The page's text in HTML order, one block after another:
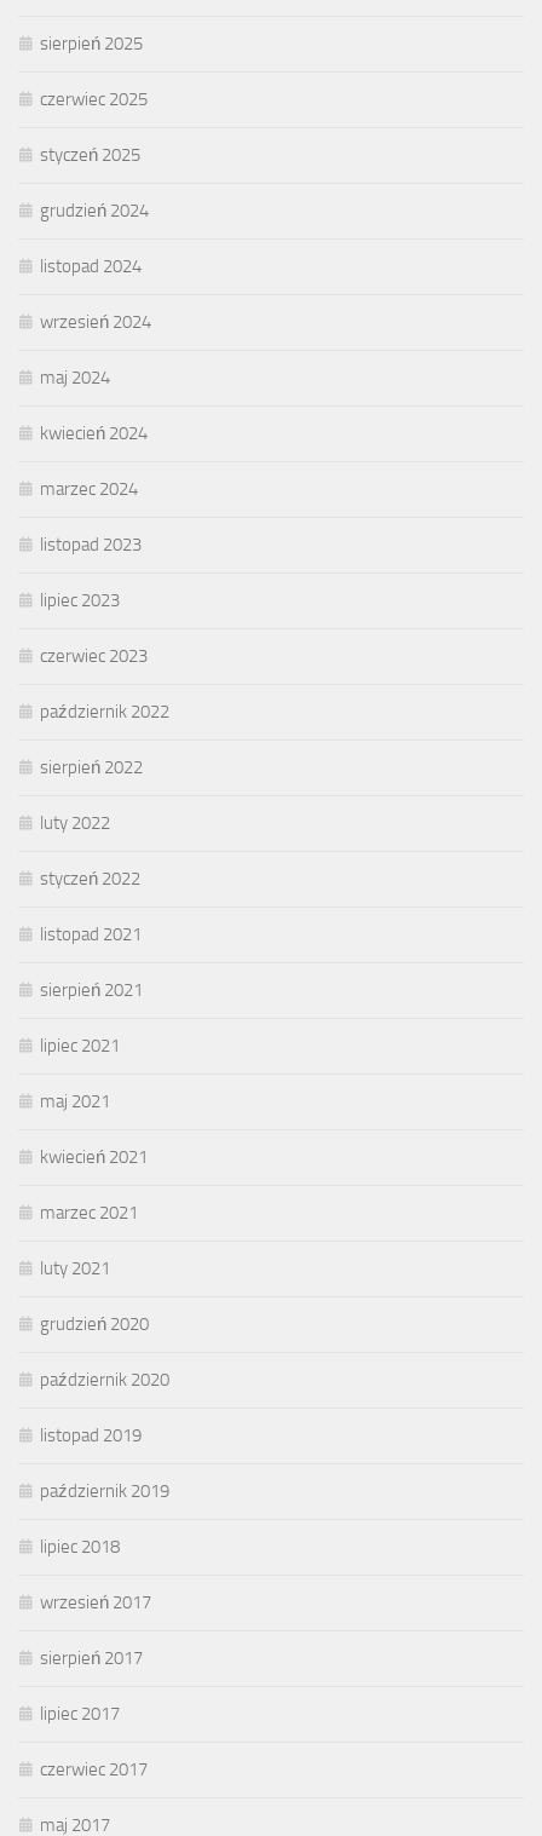
sierpień 2025
czerwiec 2025
styczeń 2025
grudzień 2024
listopad 2024
wrzesień 2024
maj 2024
kwiecień 2024
marzec 2024
listopad 2023
lipiec 2023
czerwiec 2023
październik 2022
sierpień 2022
luty 2022
styczeń 2022
listopad 2021
sierpień 2021
lipiec 2021
maj 2021
kwiecień 2021
marzec 2021
luty 2021
grudzień 2020
październik 2020
listopad 2019
październik 2019
lipiec 2018
wrzesień 2017
sierpień 2017
lipiec 2017
czerwiec 2017
maj 2017